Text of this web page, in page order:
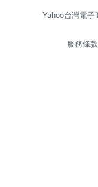
Yahoo台灣電
服務條款